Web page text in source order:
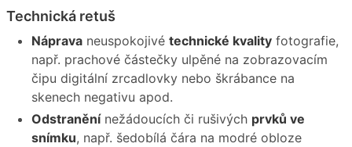
Technická retuš
Náprava neuspokojivé technické kvality fotografie,
např. prachové částečky ulpěné na zobrazovacím
čipu digitální zrcadlovky nebo škrábance na
skenech negativu apod.
Odstraněnínežádoucích či rušivých prvků ve
snímku, např. šedobílá čára na modré obloze